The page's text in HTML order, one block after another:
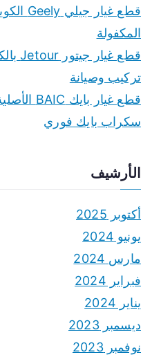
المكفولة
تركيب وصيانة
سكراب بايك فوري
الأرشيف
أكتوبر 2025
يونيو 2024
مارس 2024
فبراير 2024
يناير 2024
ديسمبر 2023
نوفمبر 2023